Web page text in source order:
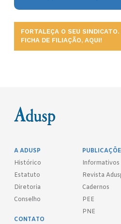
FORTALEÇA O SEU SINDICATO.
FICHA DE FILIAÇÃO, AQUI!
A ADUSP
Histórico
Estatuto
Diretoria
Conselho
Informativos
Revista
Cadernos
PEE
PNE
CONTATO